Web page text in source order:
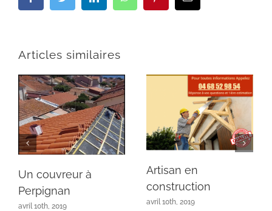
Articles similaires
Un couvreur à
Perpignan
avril 10th, 2019
Artisan en
construction
avril 10th, 2019